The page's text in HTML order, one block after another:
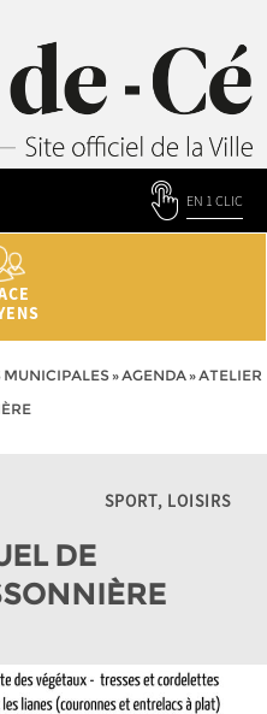
EN 1 CLIC
MUNICIPALES»AGENDA»ATELIER
SPORT, LOISIRS
DE